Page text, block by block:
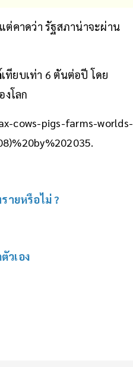
ต่คาดว่า รัฐสภาน่าจะผ่าน
เทียบเท่า 6 ตันต่อปี โดย
โลก
cows-pigs-farms-worlds-
ายหรือไม่ ?
วเอง